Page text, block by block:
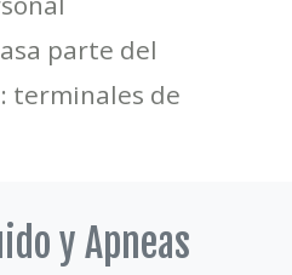
parte del
terminales de
y Apneas